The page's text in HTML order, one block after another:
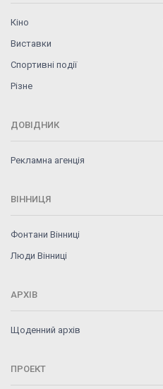
Кіно
Виставки
Спортивні події
Різне
ДОВІДНИК
Рекламна агенція
ВІННИЦЯ
Фонтани Вінниці
Люди Вінниці
АРХІВ
Щоденний архів
ПРОЕКТ